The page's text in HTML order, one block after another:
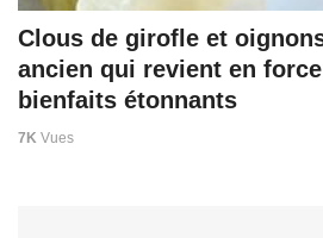
Clous de girofle et
ancien qui revient en
bienfaits étonnants
7K Vues